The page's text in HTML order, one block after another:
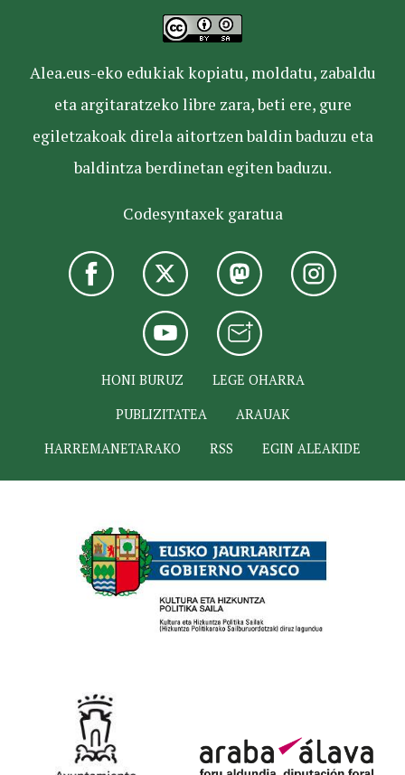
Alea.eus-eko edukiak kopiatu, moldatu, zabaldu
eta argitaratzeko libre zara, beti ere, gure
egiletzakoak direla aitortzen baldin baduzu eta
baldintza berdinetan egiten baduzu.
Codesyntaxek garatua
HONI BURUZ
LEGE OHARRA
PUBLIZITATEA
ARAUAK
HARREMANETARAKO
RSS EGIN ALEAKIDE